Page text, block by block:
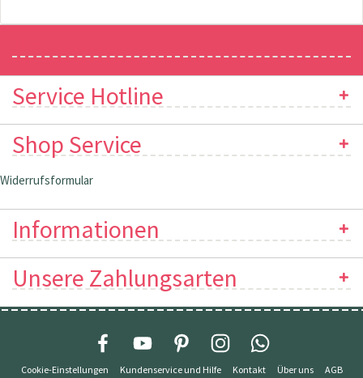
Service Hotline
Shop Service
Widerrufsformular
Informationen
Unsere Zahlungsarten
Cookie-Einstellungen Kundenservice und Hilfe Kontakt Über uns
AGB